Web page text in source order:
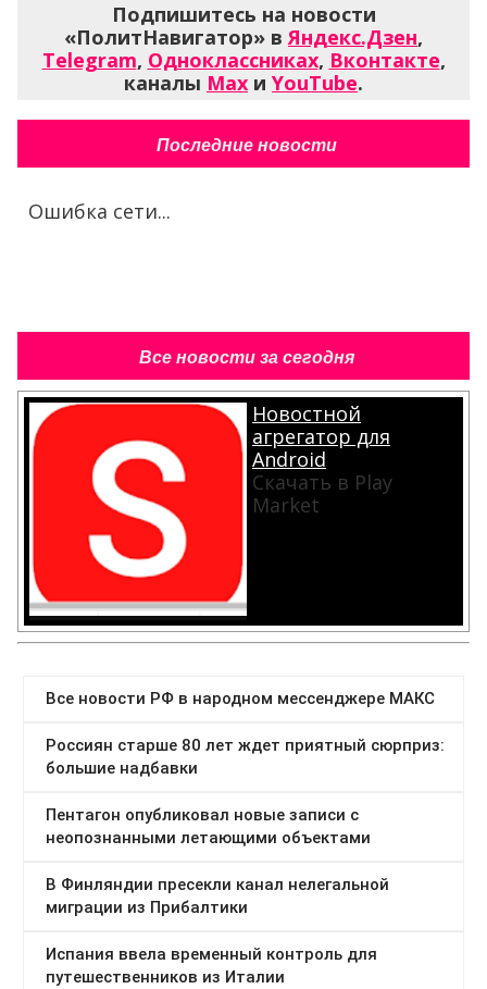
Подпишитесь на новости
«ПолитНавигатор» вЯндекс.Дзен,
Telegram, Одноклассниках, Вконтакте,
каналы Max и YouTube.
Последние новости
Ошибка сети...
Все новости за сегодня
Новостной
агрегатор для
Android
Скачать в Play
Market